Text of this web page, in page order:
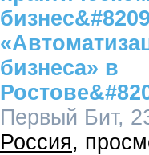
бизнеса» в
Первый Бит,
Россия